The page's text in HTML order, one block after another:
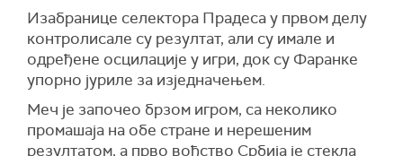
Изабранице селектора Прадеса у првом делу
контролисале су резултат, али су имале и
одређене осцилације у игри, док су Фаранке
упорно јуриле за изједначењем.
Меч је започео брзом игром, са неколико
промашаја на обе стране и нерешеним
резултатом, а прво вођство Србија је стекла